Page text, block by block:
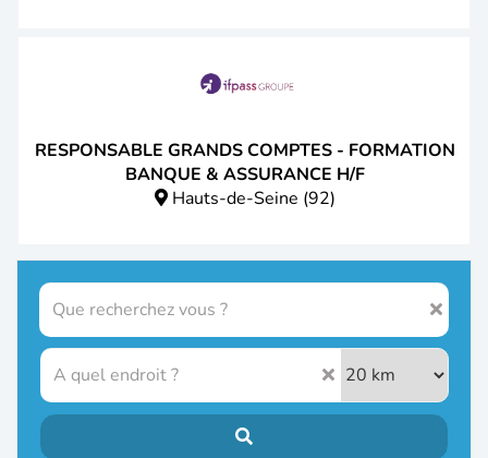
RESPONSABLE GRANDS COMPTES - FORMATION
BANQUE & ASSURANCE H/F
Hauts-de-Seine (92)